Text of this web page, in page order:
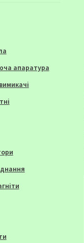
апаратура